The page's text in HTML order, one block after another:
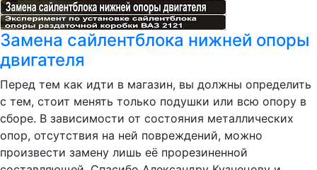
Замена сайлентблока нижней опоры
двигателя
Перед тем как идти в магазин, вы должны определить
с тем, стоит менять только подушки или всю опору в
сборе. В зависимости от состояния металлических
опор, отсутствия на ней повреждений, можно
произвести замену лишь её прорезиненной